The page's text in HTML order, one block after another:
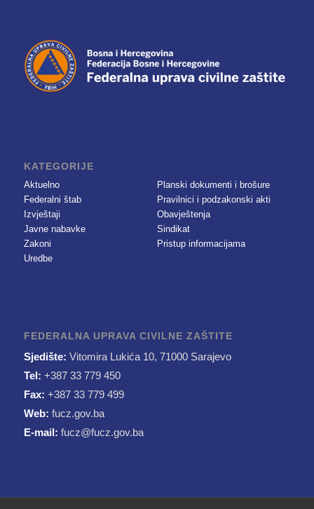
KATEGORIJE
Aktuelno
Federalni štab
Izvještaji
Javne nabavke
Zakoni
Uredbe
Planski dokumenti i brošure
Pravilnici i podzakonski akti
Obavještenja
Sindikat
Pristup informacijama
FEDERALNA UPRAVA CIVILNE ZAŠTITE
Sjedište: Vitomira Lukića 10, 71000 Sarajevo
Tel: +387 33 779 450
Fax: +387 33 779 499
Web: fucz.gov.ba
E-mail: fucz@fucz.gov.ba